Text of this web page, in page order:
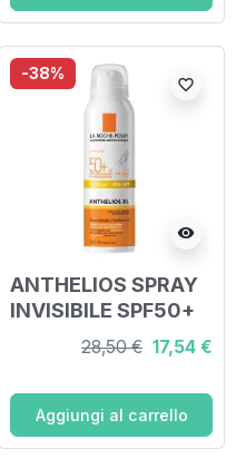
-38%
visibility
favorite_border
ANTHELIOS SPRAY
INVISIBILE SPF50+
200 ML
28,50 € 17,54 €
Aggiungi al carrello